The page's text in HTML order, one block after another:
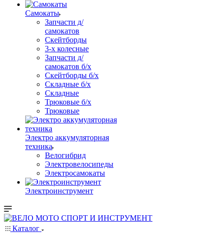
Самокаты
Запчасти д/
самокатов
Скейтборды
3-х колесные
Запчасти д/
самокатов б/х
Скейтборды б/х
Складные б/х
Складные
Трюковые б/х
Трюковые
Электро аккумуляторная
техника
Велогибрид
Электровелосипеды
Электросамокаты
Электроинструмент
Каталог